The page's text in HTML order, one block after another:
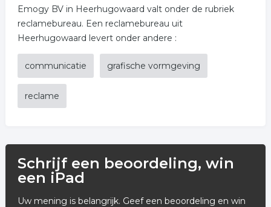
Emogy BV in Heerhugowaard valt onder de rubriek
reclamebureau. Een reclamebureau uit
Heerhugowaard levert onder andere :
communicatie grafische vormgeving
reclame
Schrijf een beoordeling, win
een iPad
Uw mening is belangrijk. Geef een beoordeling en win